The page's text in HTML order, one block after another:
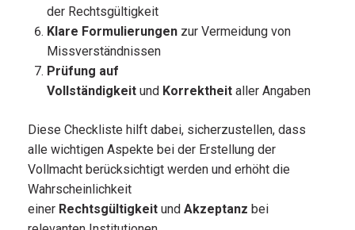
der Rechtsgültigkeit
Klare Formulierungen zur Vermeidung von
Missverständnissen
Prüfung auf
Vollständigkeit und Korrektheit aller Angaben
Diese Checkliste hilft dabei, sicherzustellen, dass
alle wichtigen Aspekte bei der Erstellung der
Vollmacht berücksichtigt werden und erhöht die
Wahrscheinlichkeit
einer Rechtsgültigkeit und Akzeptanz bei